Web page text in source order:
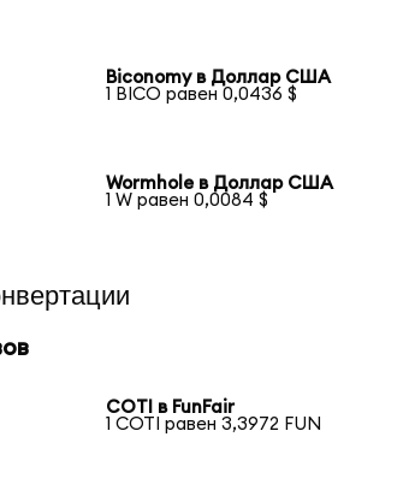
Biconomy в Доллар США
1 BICO равен 0,0436 $
Wormhole в Доллар США
1 W равен 0,0084 $
COTI в FunFair
1 COTI равен 3,3972 FUN